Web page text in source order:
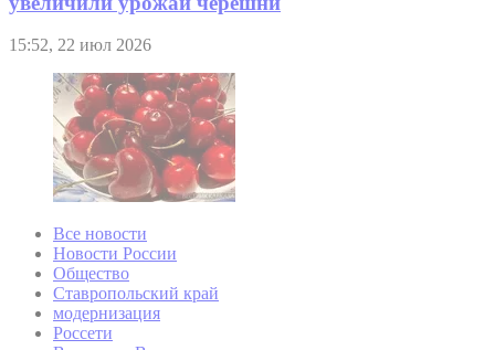
15:52, 22 июл 2026
Все новости
Новости России
Общество
Ставропольский край
модернизация
Россети